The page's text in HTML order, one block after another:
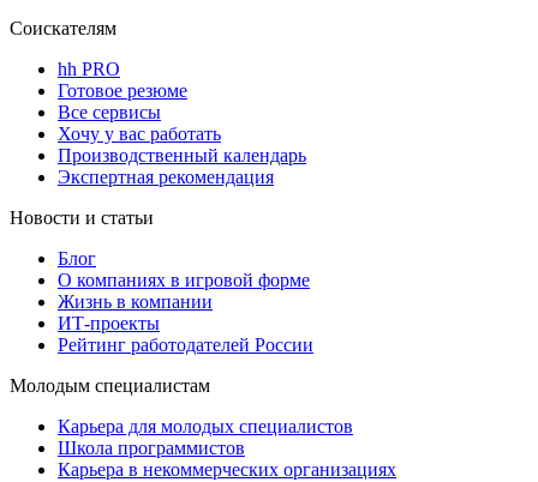
Соискателям
hh PRO
Готовое резюме
Все сервисы
Хочу у вас работать
Производственный календарь
Экспертная рекомендация
Новости и статьи
Блог
О компаниях в игровой форме
Жизнь в компании
ИТ-проекты
Рейтинг работодателей России
Молодым специалистам
Карьера для молодых специалистов
Школа программистов
Карьера в некоммерческих организациях